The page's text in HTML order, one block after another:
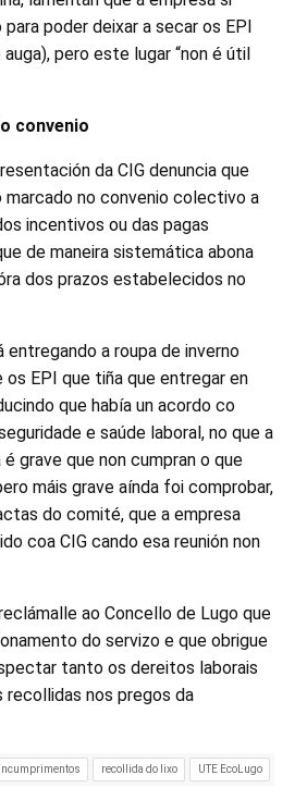
poder deixar a secar os EPI
pero este lugar “non é útil
convenio
da CIG denuncia que
marcado no convenio colectivo a
incentivos ou das pagas
de maneira sistemática abona
dos prazos estabelecidos no
entregando a roupa de inverno
os EPI que tiña que entregar en
que había un acordo co
e saúde laboral, no que a
é grave que non cumpran o que
máis grave aínda foi comprobar,
do comité, que a empresa
coa CIG cando esa reunión non
ao Concello de Lugo que
do servizo e que obrigue
tanto os dereitos laborais
recollidas nos pregos da
incumprimentos recollida do lixo UTE EcoLugo